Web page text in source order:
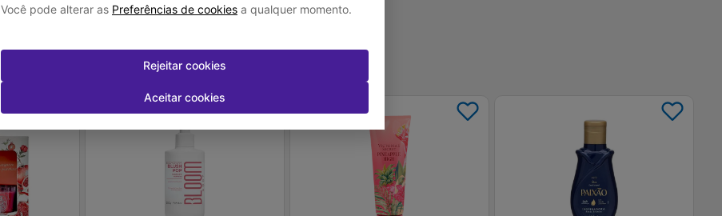
Você pode alterar as Preferências de cookies a qualquer momento.
Rejeitar cookies
Aceitar cookies
-63% -26%